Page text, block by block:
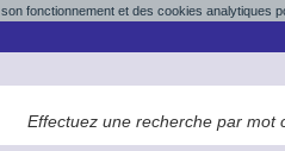
fonctionnement et des cookies analytiques